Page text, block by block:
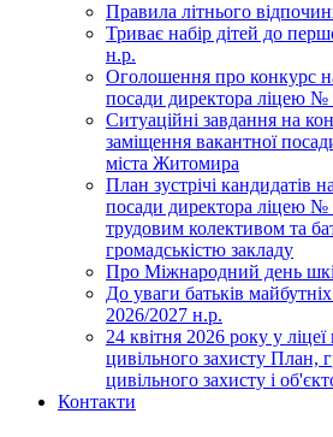
Правила літнього
Триває набір дітей до
н.р.
Оголошення про конкурс
посади директора ліцею
Ситуаційні завдання на
заміщення вакантної
міста Житомира
План зустрічі кандидатів
посади директора ліцею
трудовим колективом та
громадськістю закладу
Про Міжнародний день
До уваги батьків
2026/2027 н.р.
24 квітня 2026 року у ліцеї
цивільного захисту План,
цивільного захисту і
Контакти